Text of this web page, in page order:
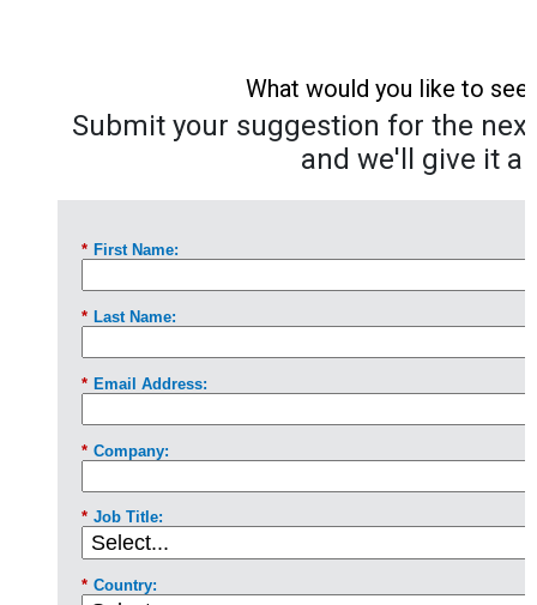
What would you like to
Submit your suggestion for the
and we'll give it a